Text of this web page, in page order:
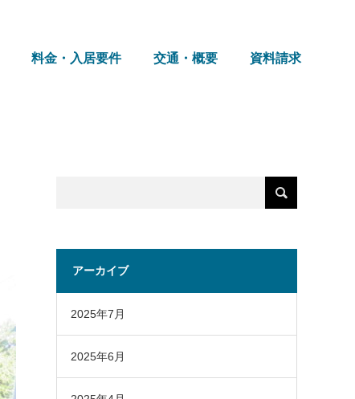
料金・入居要件 交通・概要 資料請求
アーカイブ
2025年7月
2025年6月